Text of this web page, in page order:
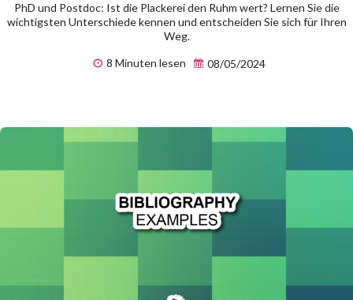
PhD und Postdoc: Ist die Plackerei den Ruhm wert? Lernen Sie die
wichtigsten Unterschiede kennen und entscheiden Sie sich für Ihren
Weg.
8 Minuten lesen
08/05/2024